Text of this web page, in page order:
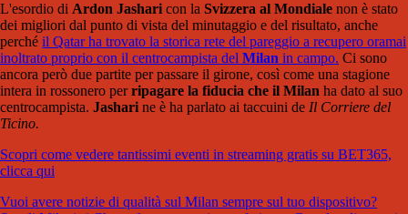
L'esordio di Ardon Jasharicon la Svizzera al Mondiale non è stato
dei migliori dal punto di vista del minutaggio e del risultato, anche
perché il Qatar ha trovato la storica rete del pareggio a recupero oramai
inoltrato proprio con il centrocampista del Milan in campo. Ci sono
ancora però due partite per passare il girone, così come una stagione
intera in rossonero perripagare la fiducia che il Milan ha dato al suo
centrocampista. Jasharine è ha parlato ai taccuini de Il Corriere del
Ticino.
Scopri come vedere tantissimi eventi in streaming gratis su BET365,
clicca qui
Vuoi avere notizie di qualità sul Milan sempre sul tuo dispositivo?